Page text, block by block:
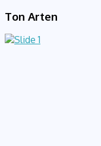
Ton Arten